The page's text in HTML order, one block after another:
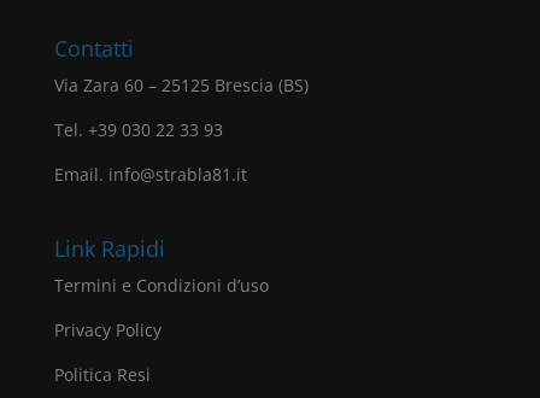
Contatti
Via Zara 60 – 25125 Brescia (BS)
Tel. +39 030 22 33 93
Email. info@strabla81.it
Link Rapidi
Termini e Condizioni d’uso
Privacy Policy
Politica Resi